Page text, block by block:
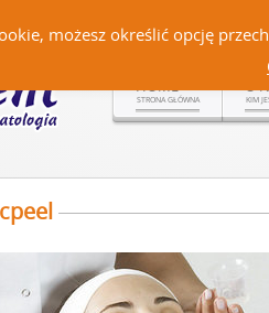
HOME
STRONA GŁÓWNA
O
KIM
możesz określić opcję